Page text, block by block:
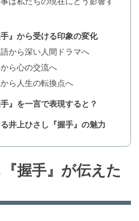
』から受ける印象の変化
から深い人間ドラマへ
ら心の交流へ
ら人生の転換点へ
』を一言で表現すると？
井上ひさし『握手』の魅力
握手』が伝えた